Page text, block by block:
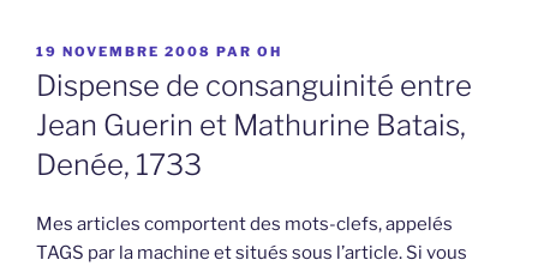
PUBLIÉ
LE
19 NOVEMBRE 2008 PAR OH
Dispense de consanguinité entre
Jean Guerin et Mathurine Batais,
Denée, 1733
Mes articles comportent des mots-clefs, appelés
TAGS par la machine et situés sous l’article. Si vous